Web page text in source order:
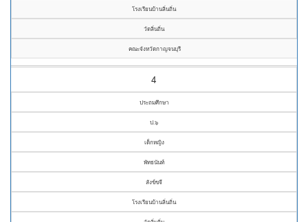
โรงเรียนบ้านลิ่นถิ่น
วัดลิ่นถิ่น
คณะจังหวัดกาญจนบุรี
4
ประถมศึกษา
ป.๖
เด็กหญิง
พัทธนันท์
สังข์ขจี
โรงเรียนบ้านลิ่นถิ่น